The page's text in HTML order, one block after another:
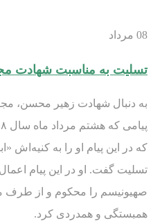
08 مرداد
تسلیت به مناسبت شهادت
به دنبال شهادت زهیر محسن،
که در این پیام او را به کنیه‌اش
تسلیت گفت. او در این پیام
صهیونیسم را محکوم و از طرف
همبستگی و همدردی کرد.